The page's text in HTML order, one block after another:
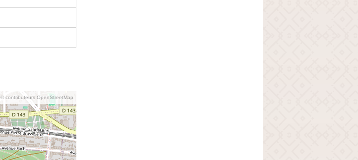
© contributeurs OpenStreetMap